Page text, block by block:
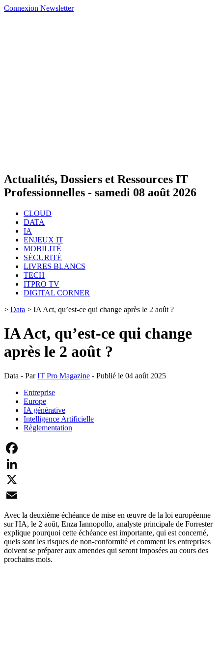
Connexion Newsletter
Actualités, Dossiers et Ressources IT
Professionnelles - samedi 08 août 2026
CLOUD
DATA
IA
ENJEUX IT
MOBILITÉ
SÉCURITÉ
LIVRES BLANCS
TECH
ITPRO TV
DIGITAL CORNER
> Data > IA Act, qu’est-ce qui change après le 2 août ?
IA Act, qu’est-ce qui change
après le 2 août ?
Data - ParIT Pro Magazine - Publié le 04 août 2025
Entreprise
Europe
IA générative
Intelligence Artificielle
Règlementation
Facebook
LinkedIn
X
Email
Avec la deuxième échéance de mise en œuvre de la loi européenne
sur l'IA, le 2 août, Enza Iannopollo, analyste principale de Forrester
explique pourquoi cette échéance est importante, qui est concerné,
quels sont les risques de non-conformité et comment les entreprises
doivent se préparer aux amendes qui seront imposées au cours des
prochains mois.